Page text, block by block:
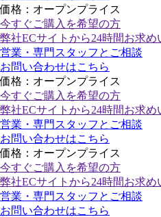
価格：オープンプライス
今すぐご購入 を希望の方
弊社ECサイトから24時間お求め
営業・専門スタッフとご相談
お問い合わせはこちら
価格：オープンプライス
今すぐご購入 を希望の方
弊社ECサイトから24時間お求め
営業・専門スタッフとご相談
お問い合わせはこちら
価格：オープンプライス
今すぐご購入 を希望の方
弊社ECサイトから24時間お求め
営業・専門スタッフとご相談
お問い合わせはこちら